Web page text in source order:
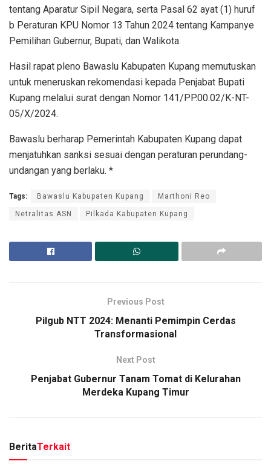
tentang Aparatur Sipil Negara, serta Pasal 62 ayat (1) huruf
b Peraturan KPU Nomor 13 Tahun 2024 tentang Kampanye
Pemilihan Gubernur, Bupati, dan Walikota.
Hasil rapat pleno Bawaslu Kabupaten Kupang memutuskan
untuk meneruskan rekomendasi kepada Penjabat Bupati
Kupang melalui surat dengan Nomor 141/PP.00.02/K-NT-
05/X/2024.
Bawaslu berharap Pemerintah Kabupaten Kupang dapat
menjatuhkan sanksi sesuai dengan peraturan perundang-
undangan yang berlaku. *
Tags: Bawaslu Kabupaten Kupang Marthoni Reo
Netralitas ASN Pilkada Kabupaten Kupang
Previous Post
Pilgub NTT 2024: Menanti Pemimpin Cerdas
Transformasional
Next Post
Penjabat Gubernur Tanam Tomat di Kelurahan
Merdeka Kupang Timur
BeritaTerkait